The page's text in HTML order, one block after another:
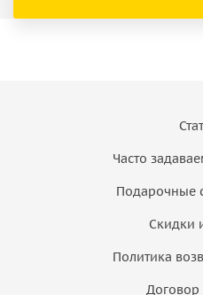
Часто
Подарочные
Скидки
Политика